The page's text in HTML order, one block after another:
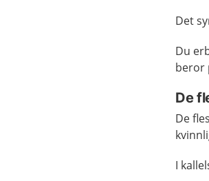
Det
Du
beror
De
De
I